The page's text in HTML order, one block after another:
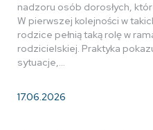
nadzoru osób dorosłych,
W pierwszej kolejności w
rodzice pełnią taką rolę w
rodzicielskiej. Praktyka
sytuacje,…
17.06.2026